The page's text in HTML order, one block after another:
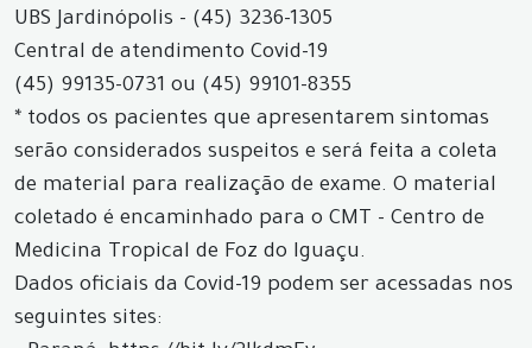
UBS Jardinópolis - (45) 3236-1305
Central de atendimento Covid-19
(45) 99135-0731 ou (45) 99101-8355
* todos os pacientes que apresentarem sintomas
serão considerados suspeitos e será feita a coleta
de material para realização de exame. O material
coletado é encaminhado para o CMT - Centro de
Medicina Tropical de Foz do Iguaçu.
Dados oficiais da Covid-19 podem ser acessadas nos
seguintes sites: